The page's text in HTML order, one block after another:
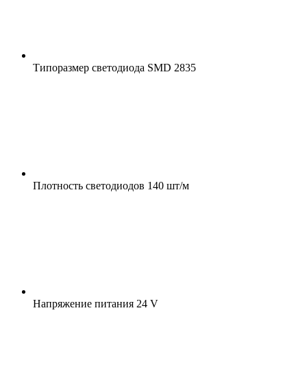
Типоразмер светодиода SMD 2835
Плотность светодиодов 140 шт/м
Напряжение питания 24 V